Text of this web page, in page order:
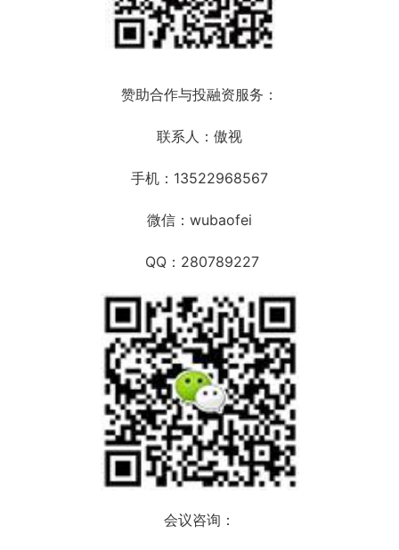
赞助合作与投融资服务：
联系人：傲视
手机：13522968567
微信：wubaofei
QQ：280789227
会议咨询：